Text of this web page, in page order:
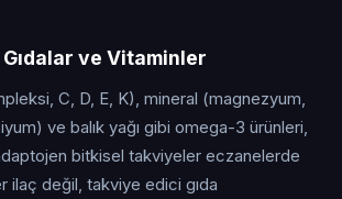
ve Vitaminler
C, D, E, K), mineral (magnezyum,
ve balık yağı gibi omega-3 ürünleri,
bitkisel takviyeler eczanelerde
ilaç değil, takviye edici gıda